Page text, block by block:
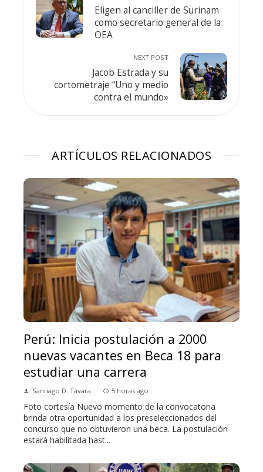
Eligen al canciller de Surinam
como secretario general de la
OEA
NEXT POST
Jacob Estrada y su
cortometraje “Uno y medio
contra el mundo»
ARTÍCULOS RELACIONADOS
Perú: Inicia postulación a 2000
nuevas vacantes en Beca 18 para
estudiar una carrera
Santiago D. Távara 5 horas ago
Foto cortesía Nuevo momento de la convocatoria
brinda otra oportunidad a los preseleccionados del
concurso que no obtuvieron una beca. La postulación
estará habilitada hast...